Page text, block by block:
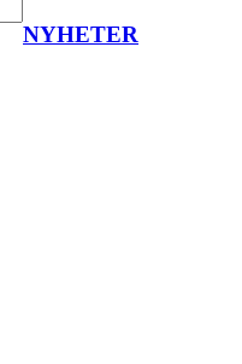
NYHETER